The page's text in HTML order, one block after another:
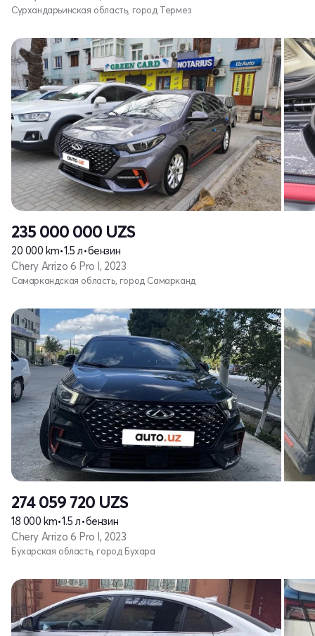
Сурхандарьинская область, город Термез
235 000 000 UZS
20 000 km•1.5 л•бензин
Chery Arrizo 6 Pro I, 2023
Самаркандская область, город Самарканд
274 059 720 UZS
18 000 km•1.5 л•бензин
Chery Arrizo 6 Pro I, 2023
Бухарская область, город Бухара